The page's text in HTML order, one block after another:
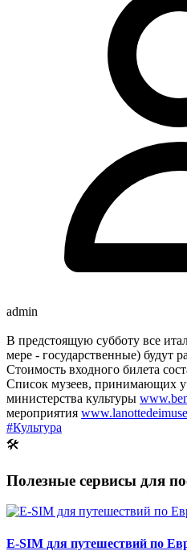
admin
В предстоящую субботу все
мере - государственные) будут
Стоимость входного билета
Список музеев, принимающих
министерства культуры
мероприятия
#Культура
🛠
Полезные сервисы для
E-SIM для путешествий по